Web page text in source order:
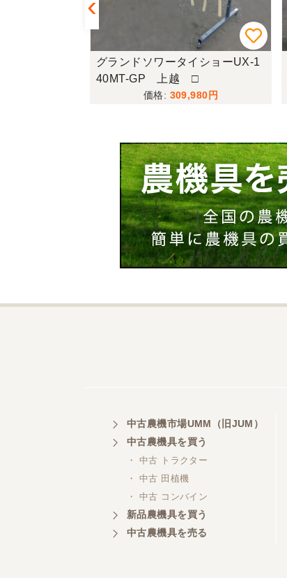
グランドソワータイショーUX-1
40MT-GP 上越 □
309,980
中古農機市場UMM（旧JUM）
中古農機具を買う
・ 中古 トラクター
・ 中古 田植機
・ 中古 コンバイン
新品農機具を買う
中古農機具を売る